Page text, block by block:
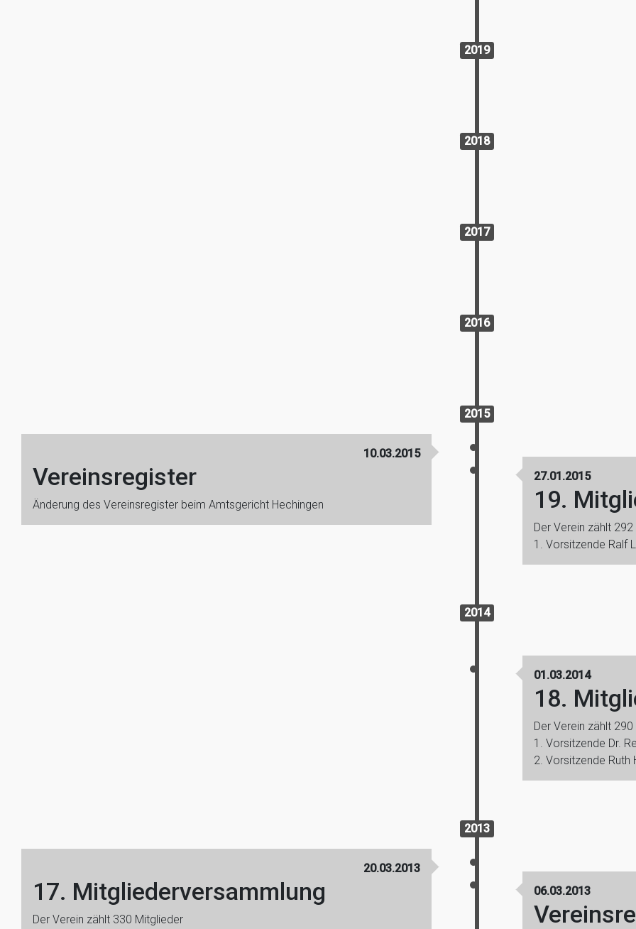
2019
2018
2017
2016
2015
10.03.2015
Vereinsregister
Änderung des Vereinsregister beim Amtsgericht Hechingen
27.01.2015
19.
Der Verein zählt
1. Vorsitzende Ralf
2014
01.03.2014
18.
Der Verein zählt
1. Vorsitzende Dr.
2. Vorsitzende Ruth
2013
06.03.2013
20.03.2013
17. Mitgliederversammlung
Der Verein zählt 330 Mitglieder